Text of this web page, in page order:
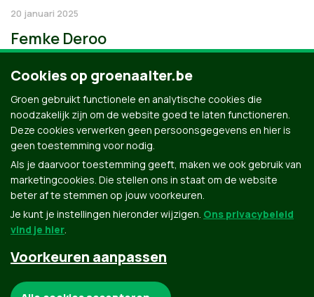
20 januari 2025
Femke Deroo
Groen.be
Cookies op groenaalter.be
Groen gebruikt functionele en analytische cookies die
noodzakelijk zijn om de website goed te laten functioneren.
Deze cookies verwerken geen persoonsgegevens en hier is
geen toestemming voor nodig.
Als je daarvoor toestemming geeft, maken we ook gebruik van
marketingcookies. Die stellen ons in staat om de website
beter af te stemmen op jouw voorkeuren.
Je kunt je instellingen hieronder wijzigen. Ons privacybeleid
vind je hier.
Voorkeuren aanpassen